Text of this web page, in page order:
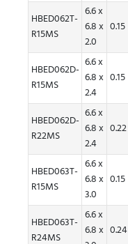
HBED062T-
R15MS
6.6 x
6.8 x
2.0
0.15
HBED062D-
R15MS
6.6 x
6.8 x
2.4
0.15
HBED062D-
R22MS
6.6 x
6.8 x
2.4
0.22
HBED063T-
R15MS
6.6 x
6.8 x
3.0
0.15
HBED063T-
R24MS
6.6 x
6.8 x 0.24